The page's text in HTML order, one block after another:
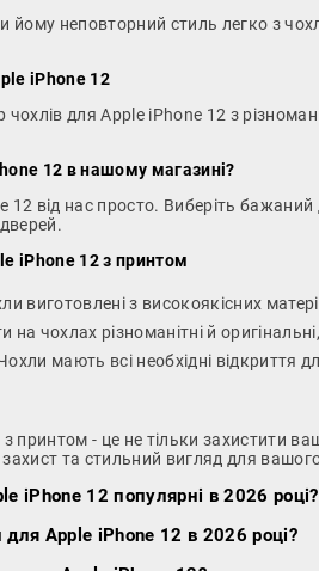
йому неповторний стиль легко з
iPhone 12
для Apple iPhone 12 з
12 в нашому магазині?
від нас просто. Виберіть
iPhone 12 з принтом
виготовлені з високоякісних
на чохлах різноманітні й
мають всі необхідні відкриття
принтом - це не тільки захистити
та стильний вигляд для
iPhone 12 популярні в 2026 році?
для Apple iPhone 12 в 2026 році?